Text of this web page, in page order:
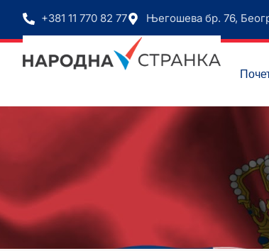
+381 11 770 82 77 Његошева бр. 76,